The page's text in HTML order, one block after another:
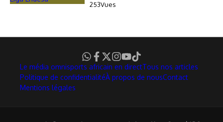
253Vues
Le média omnisports africain en directTous nos articles
Politique de confidentialitéÀ propos de nousContact
Mentions légales